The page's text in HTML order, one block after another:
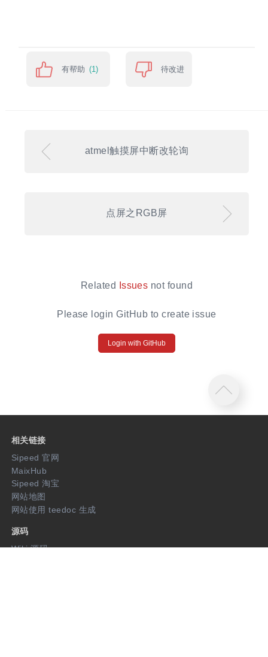
有帮助 (1) 待改进
atmel触摸屏中断改轮询
点屏之RGB屏
Related Issues not found
Please login GitHub to create issue
Login with GitHub
相关链接
Sipeed 官网
MaixHub
Sipeed 淘宝
网站地图
网站使用 teedoc 生成
源码
Wiki 源码